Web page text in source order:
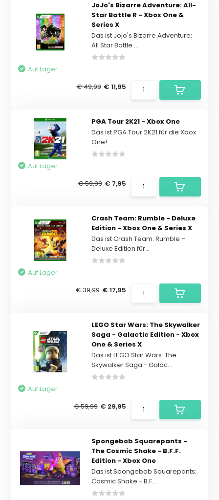
JoJo's Bizarre Adventure: All-
Star Battle R - Xbox One &
Series X
Das ist Jojo's Bizarre Adventure:
All Star Battle ...
Auf Lager
€ 49,99 € 11,95
PGA Tour 2K21 - Xbox One
Das ist PGA Tour 2K21 für die Xbox
One!
Auf Lager
€ 59,99 € 7,95
Crash Team: Rumble - Deluxe
Edition - Xbox One & Series X
Das ist Crash Team: Rumble –
Deluxe Edition für...
Auf Lager
€ 39,99 € 17,95
LEGO Star Wars: The Skywalker
Saga - Galactic Edition - Xbox
One & Series X
Das ist LEGO Star Wars: The
Skywalker Saga - Galac...
Auf Lager
€ 59,99 € 29,95
Spongebob Squarepants -
The Cosmic Shake - B.F.F.
Edition - Xbox One
Das ist Spongebob Squarepants:
Cosmic Shake - B.F....